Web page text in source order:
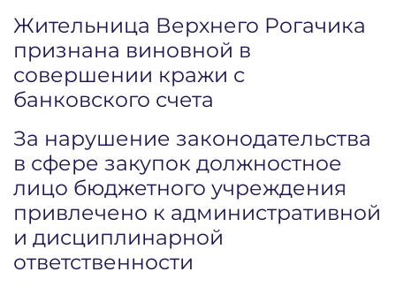
Жительница Верхнего Рогачика
признана виновной в
совершении кражи с
банковского счета
За нарушение законодательства
в сфере закупок должностное
лицо бюджетного учреждения
привлечено к административной
и дисциплинарной
ответственности